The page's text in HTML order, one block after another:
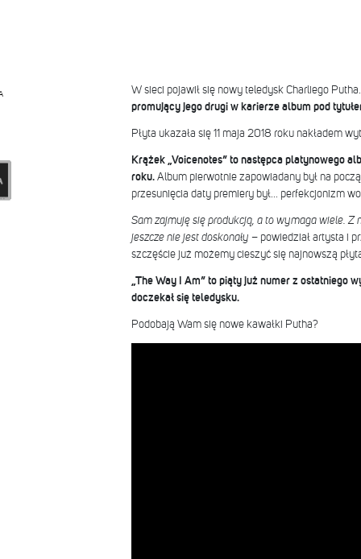
W sieci pojawił się nowy teledysk Charliego Putha.
promujący jego drugi w karierze album pod
Płyta ukazała się 11 maja 2018 roku nakładem
Krążek „Voicenotes” to następca platynowego
roku.Album pierwotnie zapowiadany był na
przesunięcia daty premiery był... perfekcjonizm
Sam zajmuję się produkcją, a to wymaga wiele. Z
jeszcze nie jest doskonały – powiedział artysta i
szczęście już możemy cieszyć się najnowszą
„The Way I Am” to piąty już numer z ostatniego
doczekał się teledysku.
Podobają Wam się nowe kawałki Putha?